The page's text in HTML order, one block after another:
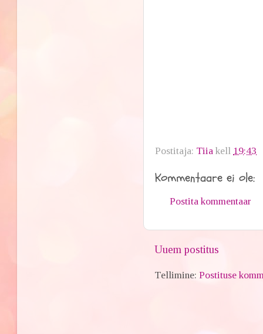
Postitaja: Tiia kell 19:43
Kommentaare ei ole:
Postita kommentaar
Uuem postitus
Tellimine:Postituse